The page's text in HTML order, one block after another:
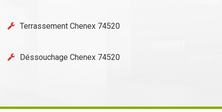
Terrassement Chenex 74520
Déssouchage Chenex 74520